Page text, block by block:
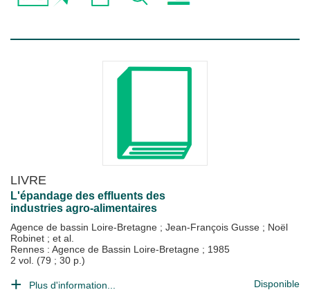
LIVRE
L'épandage des effluents des
industries agro-alimentaires
Agence de bassin Loire-Bretagne ; Jean-François Gusse ; Noël
Robinet ; et al.
Rennes : Agence de Bassin Loire-Bretagne ; 1985
2 vol. (79 ; 30 p.)
Plus d'information... Disponible